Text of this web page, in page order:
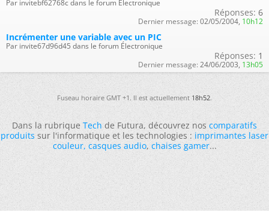
Par invitebf62768c dans le forum Électronique
Réponses: 6
Dernier message: 02/05/2004, 10h12
Incrémenter une variable avec un PIC
Par invite67d96d45 dans le forum Électronique
Réponses: 1
Dernier message: 24/06/2003, 13h05
Fuseau horaire GMT +1. Il est actuellement18h52.
Dans la rubriqueTechde Futura, découvrez noscomparatifs
produitssur l'informatique et les technologies :imprimantes laser
couleur,casques audio,chaises gamer...